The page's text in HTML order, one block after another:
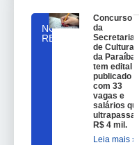
NOTICIAS
RELACIONADAS
Concurso
da
Secretaria
de Cultura
da Paraíba
tem edital
publicado
com 33
vagas e
salários que
ultrapassam
R$ 4 mil.
Leia mais »